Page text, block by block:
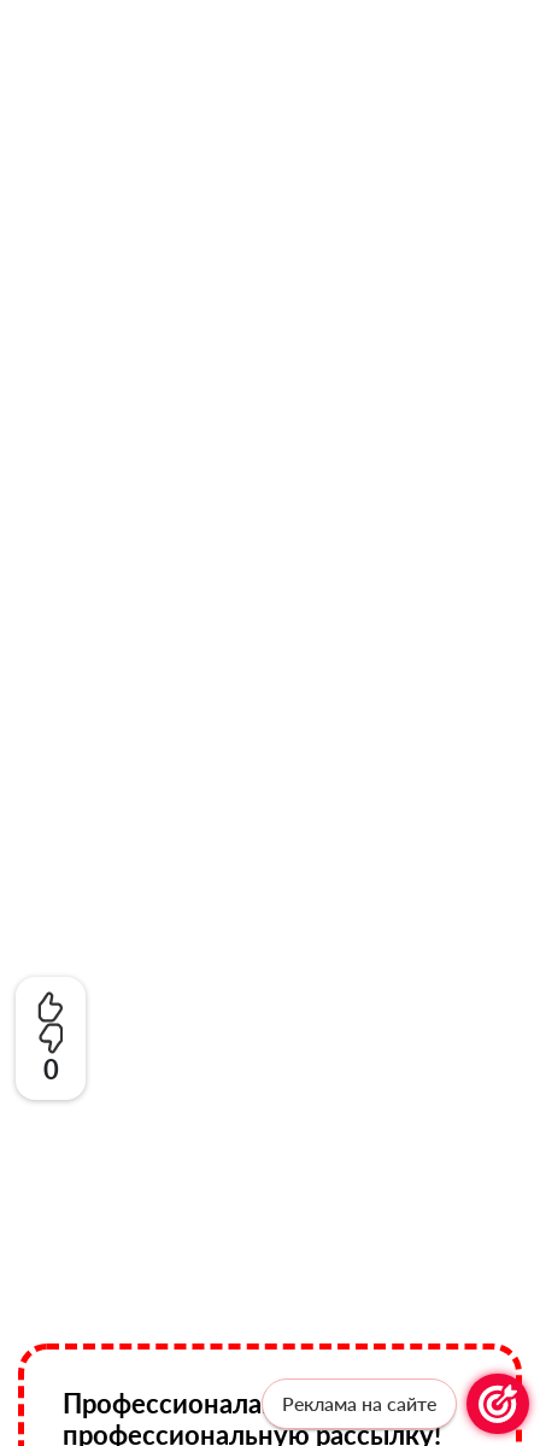
0
Профессионалам —
профессиональную рассылку!
Реклама на сайте